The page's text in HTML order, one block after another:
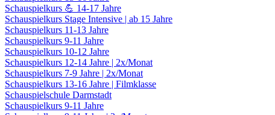
Schauspielkurs 💪 14-17 Jahre
Schauspielkurs Stage Intensive | ab 15 Jahre
Schauspielkurs 11-13 Jahre
Schauspielkurs 9-11 Jahre
Schauspielkurs 10-12 Jahre
Schauspielkurs 12-14 Jahre | 2x/Monat
Schauspielkurs 7-9 Jahre | 2x/Monat
Schauspielkurs 13-16 Jahre | Filmklasse
Schauspielschule Darmstadt
Schauspielkurs 9-11 Jahre